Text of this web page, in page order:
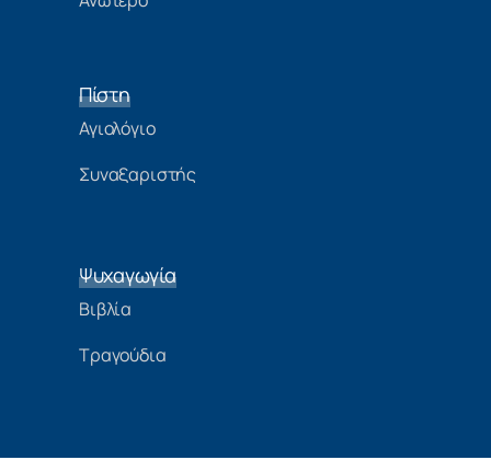
Πίστη
Αγιολόγιο
Συναξαριστής
Ψυχαγωγία
Βιβλία
Τραγούδια